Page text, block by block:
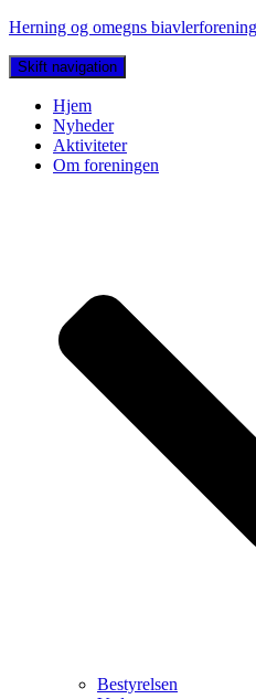
Herning og omegns biavlerforening
Skift navigation
Hjem
Nyheder
Aktiviteter
Om foreningen
Bestyrelsen